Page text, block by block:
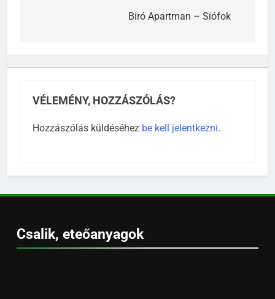
Biró Apartman – Siófok
VÉLEMÉNY, HOZZÁSZÓLÁS?
Hozzászólás küldéséhez be kell jelentkezni.
Csalik, eteőanyagok